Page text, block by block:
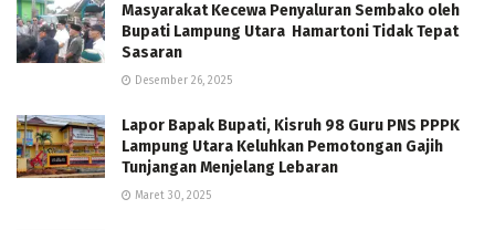
Masyarakat Kecewa Penyaluran Sembako oleh
Bupati Lampung Utara Hamartoni Tidak Tepat
Sasaran
Desember 26, 2025
Lapor Bapak Bupati, Kisruh 98 Guru PNS PPPK
Lampung Utara Keluhkan Pemotongan Gajih
Tunjangan Menjelang Lebaran
Maret 30, 2025